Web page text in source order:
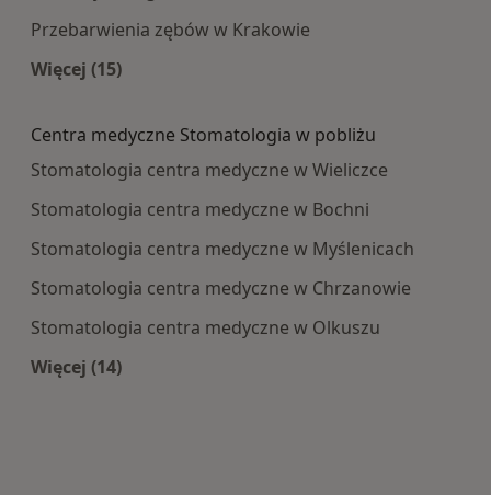
Przebarwienia zębów w Krakowie
Więcej (15)
Centra medyczne Stomatologia w pobliżu
Stomatologia centra medyczne w Wieliczce
Stomatologia centra medyczne w Bochni
Stomatologia centra medyczne w Myślenicach
Stomatologia centra medyczne w Chrzanowie
Stomatologia centra medyczne w Olkuszu
Więcej (14)